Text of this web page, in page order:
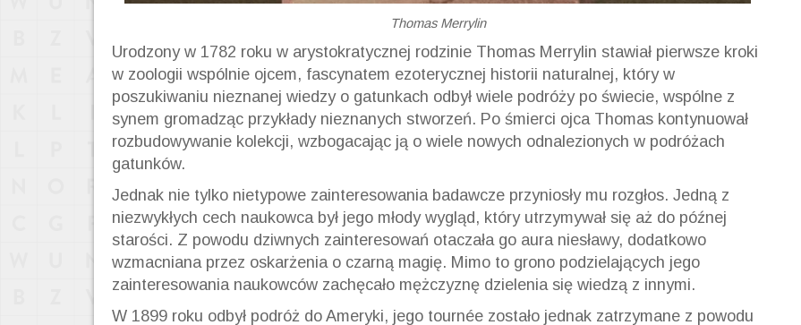
Thomas Merrylin
Urodzony w 1782 roku w arystokratycznej rodzinie Thomas Merrylin stawiał pierwsze kroki
w zoologii wspólnie ojcem, fascynatem ezoterycznej historii naturalnej, który w
poszukiwaniu nieznanej wiedzy o gatunkach odbył wiele podróży po świecie, wspólne z
synem gromadząc przykłady nieznanych stworzeń. Po śmierci ojca Thomas kontynuował
rozbudowywanie kolekcji, wzbogacając ją o wiele nowych odnalezionych w podróżach
gatunków.
Jednak nie tylko nietypowe zainteresowania badawcze przyniosły mu rozgłos. Jedną z
niezwykłych cech naukowca był jego młody wygląd, który utrzymywał się aż do późnej
starości. Z powodu dziwnych zainteresowań otaczała go aura niesławy, dodatkowo
wzmacniana przez oskarżenia o czarną magię. Mimo to grono podzielających jego
zainteresowania naukowców zachęcało mężczyznę dzielenia się wiedzą z innymi.
W 1899 roku odbył podróż do Ameryki, jego tournée zostało jednak zatrzymane z powodu